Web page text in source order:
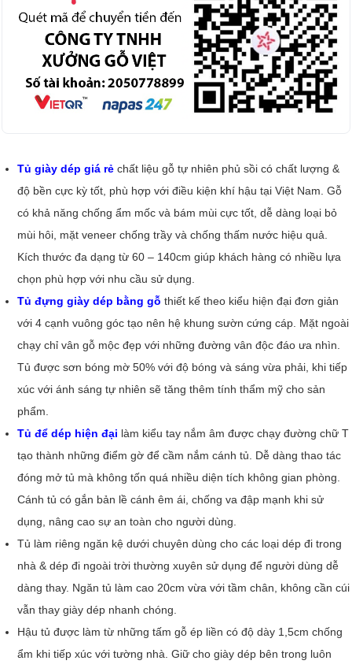
Tủ giày dép giá rẻ chất liệu gỗ tự nhiên phủ sồi có chất lượng &
độ bền cực kỳ tốt, phù hợp với điều kiện khí hậu tại Việt Nam. Gỗ
có khả năng chống ẩm mốc và bám mùi cực tốt, dễ dàng loại bỏ
mùi hôi, mặt veneer chống trầy và chống thấm nước hiệu quả.
Kích thước đa dạng từ 60 – 140cm giúp khách hàng có nhiều lựa
chọn phù hợp với nhu cầu sử dụng.
Tủ đựng giày dép bằng gỗ thiết kế theo kiểu hiện đại đơn giản
với 4 cạnh vuông góc tạo nên hệ khung sườn cứng cáp. Mặt ngoài
chạy chỉ vân gỗ mộc đẹp với những đường vân độc đáo ưa nhìn.
Tủ được sơn bóng mờ 50% với độ bóng và sáng vừa phải, khi tiếp
xúc với ánh sáng tự nhiên sẽ tăng thêm tính thẩm mỹ cho sản
phẩm.
Tủ để dép hiện đại làm kiểu tay nắm âm được chạy đường chữ T
tạo thành những điểm gờ để cầm nắm cánh tủ. Dễ dàng thao tác
đóng mở tủ mà không tốn quá nhiều diện tích không gian phòng.
Cánh tủ có gắn bản lề cánh êm ái, chống va đập mạnh khi sử
dụng, nâng cao sự an toàn cho người dùng.
Tủ làm riêng ngăn kệ dưới chuyên dùng cho các loại dép đi trong
nhà & dép đi ngoài trời thường xuyên sử dụng để người dùng dễ
dàng thay. Ngăn tủ làm cao 20cm vừa với tầm chân, không cần cúi
vẫn thay giày dép nhanh chóng.
Hậu tủ được làm từ những tấm gỗ ép liền có độ dày 1,5cm chống
ẩm khi tiếp xúc với tường nhà. Giữ cho giày dép bên trong luôn